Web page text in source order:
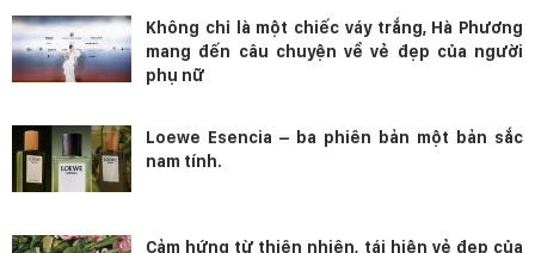
Không chỉ là một chiếc váy trắng, Hà Phương
mang đến câu chuyện về vẻ đẹp của người
phụ nữ
Loewe Esencia – ba phiên bản một bản sắc
nam tính.
Cảm hứng từ thiên nhiên, tái hiện vẻ đẹp của